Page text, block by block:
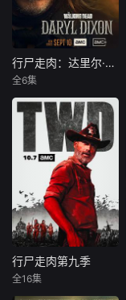
行尸走肉：达里尔·迪克森第一季
Gilbert
Glenn
达里尔·迪克森
醒来后发现自己身
处法国的海岸，但
他不知道自己为何
会出现在该地。他
随后便踏上旅途，
一边调查他来到法
国的原因，一边寻
找回家的路。
行尸走肉：达里尔·迪克森第一季
全6集
行尸走肉第九季
行尸走肉第九季
全16集